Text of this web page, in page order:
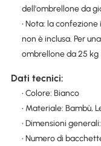
dell'ombrellone da
• Nota: la
non è inclusa. Per
ombrellone da 25 kg
Dati tecnici:
• Colore: Bianco
• Materiale: Bambù,
• Dimensioni
• Numero di